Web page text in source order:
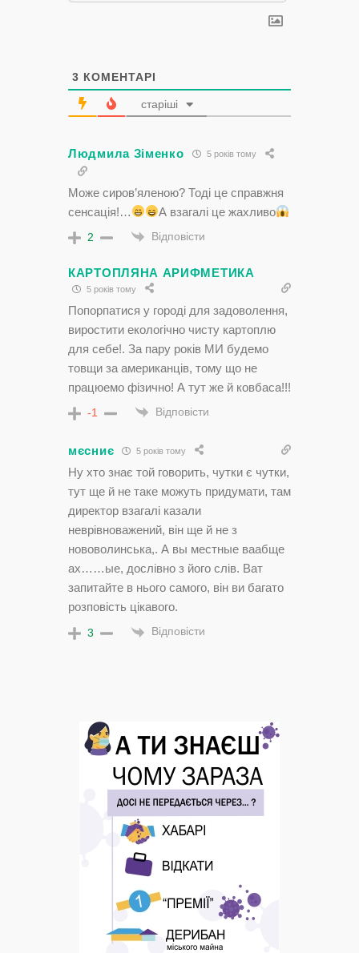
3 КОМЕНТАРІ
старіші
Людмила Зіменко 5 років тому
Може сиров’яленою? Тоді це справжня
сенсація!…
А взагалі це жахливо
2 Відповісти
КАРТОПЛЯНА АРИФМЕТИКА
5 років тому
Попорпатися у городi для задоволення,
виростити екологiчно чисту картоплю
для себе!. За пару рокiв МИ будемо
товщи за американцiв, тому що не
працюемо фiзично! А тут же й ковбаса!!!
-1 Відповісти
мєсниє 5 років тому
Ну хто знає той говорить, чутки є чутки,
тут ще й не таке можуть придумати, там
директор взагалі казали
неврівноважений, він ще й не з
нововолинська,. А вы местные ваабще
ах……ые, дослівно з його слів. Ват
запитайте в нього самого, він ви багато
розповість цікавого.
3 Відповісти